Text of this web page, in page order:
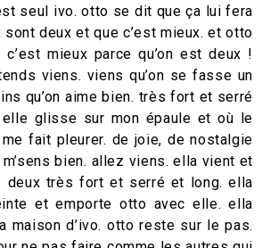
seul ivo. otto se dit que ça lui fera
sont deux et que c’est mieux. et otto
mieux parce qu’on est deux !
viens. viens qu’on se fasse un
qu’on aime bien. très fort et serré
glisse sur mon épaule et où le
fait pleurer. de joie, de nostalgie
bien. allez viens. ella vient et
deux très fort et serré et long. ella
et emporte otto avec elle. ella
maison d’ivo. otto reste sur le pas.